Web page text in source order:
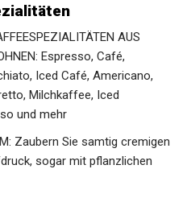
AUS
Espresso, Café,
Iced Café, Americano,
Milchkaffee, Iced
und mehr
Zaubern Sie samtig cremigen
sogar mit pflanzlichen